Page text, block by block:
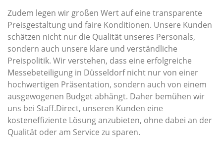
Zudem legen wir großen Wert auf eine transparente
Preisgestaltung und faire Konditionen. Unsere Kunden
schätzen nicht nur die Qualität unseres Personals,
sondern auch unsere klare und verständliche
Preispolitik. Wir verstehen, dass eine erfolgreiche
Messebeteiligung in Düsseldorf nicht nur von einer
hochwertigen Präsentation, sondern auch von einem
ausgewogenen Budget abhängt. Daher bemühen wir
uns bei Staff.Direct, unseren Kunden eine
kosteneffiziente Lösung anzubieten, ohne dabei an der
Qualität oder am Service zu sparen.